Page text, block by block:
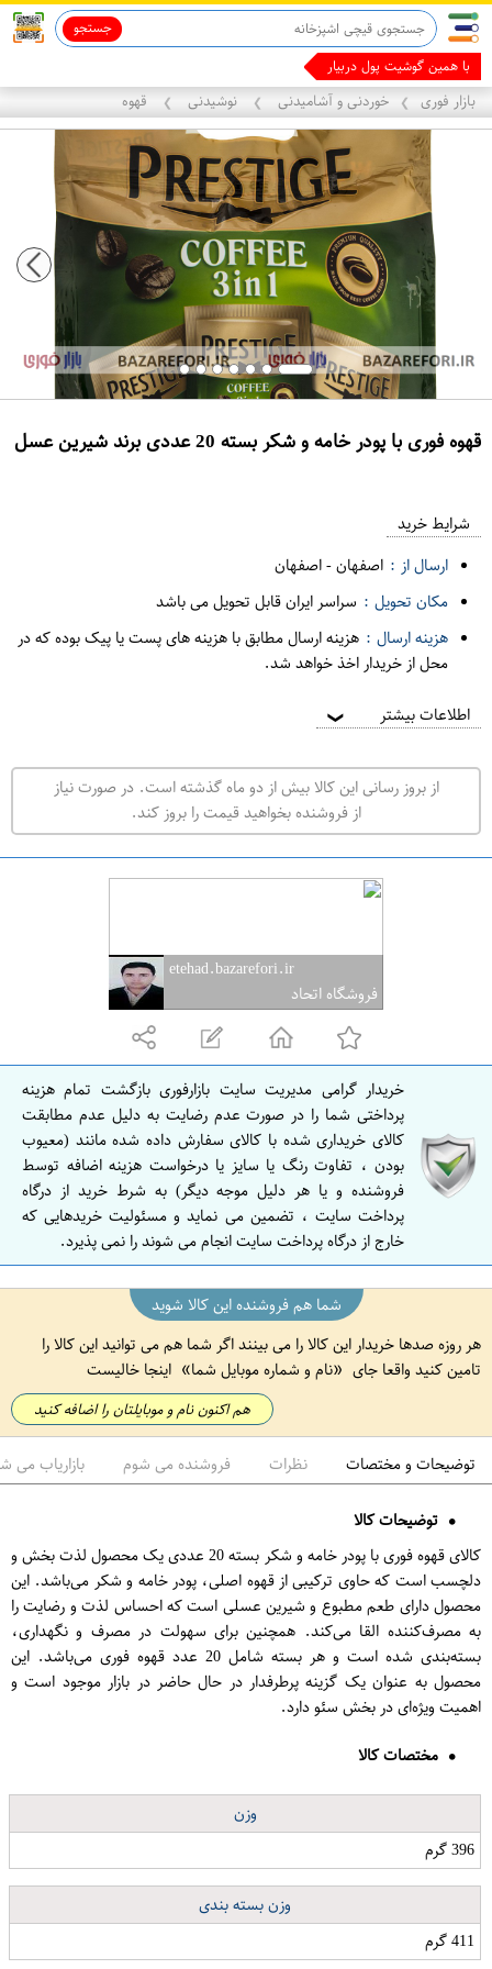
جستجو
با همین گوشیت پول دربیار
بازار فوری ❯ خوردنی و آشامیدنی ❯ نوشیدنی ❯ قهوه
قهوه فوری با پودر خامه و شکر بسته 20 عددی برند شیرین عسل
ش
ی
ت
ر
ا
ص
ف
ن
شرایط خرید
ارسال از : اصفهان-اصفهان
مکان تحویل : سراسر ایران قابل تحویل می باشد
هزینه ارسال : هزینه ارسال مطابق با هزینه های پست یا پیک بوده که در
محل از خریدار اخذ خواهد شد.
اطلاعات بیشتر ❯
از بروز رسانی این کالا بیش از دو ماه گذشته است. در صورت نیاز
از فروشنده بخواهید قیمت را بروز کند.
etehad.bazarefori.ir
فروشگاه اتحاد
خریدار گرامی مدیریت سایت بازارفوری بازگشت تمام هزینه
پرداختی شما را در صورت عدم رضایت به دلیل عدم مطابقت
کالای خریداری شده با کالای سفارش داده شده مانند (معیوب
بودن ، تفاوت رنگ یا سایز یا درخواست هزینه اضافه توسط
فروشنده و یا هر دلیل موجه دیگر) به شرط خرید از درگاه
پرداخت سایت ، تضمین می نماید و مسئولیت خریدهایی که
خارج از درگاه پرداخت سایت انجام می شوند را نمی پذیرد.
شما هم فروشنده این کالا شوید
هر روزه صدها خریدار این کالا را می بینند اگر شما هم می توانید این کالا را
تامین کنید واقعا جای
نام و شماره موبایل شما اینجا خالیست
هم اکنون نام و موبایلتان را اضافه کنید
توضیحات و مختصات نظرات فروشنده می شوم بازاریاب می
توضیحات کالا
کالای قهوه فوری با پودر خامه و شکر بسته 20 عددی یک محصول لذت بخش و
دلچسب است که حاوی ترکیبی از قهوه اصلی، پودر خامه و شکر می‌باشد. این
محصول دارای طعم مطبوع و شیرین عسلی است که احساس لذت و رضایت را
به مصرف‌کننده القا می‌کند. همچنین برای سهولت در مصرف و نگهداری،
بسته‌بندی شده است و هر بسته شامل 20 عدد قهوه فوری می‌باشد. این
محصول به عنوان یک گزینه پرطرفدار در حال حاضر در بازار موجود است و
اهمیت ویژه‌ای در بخش سئو دارد.
مختصات کالا
وزن
396 گرم
وزن بسته بندی
411 گرم